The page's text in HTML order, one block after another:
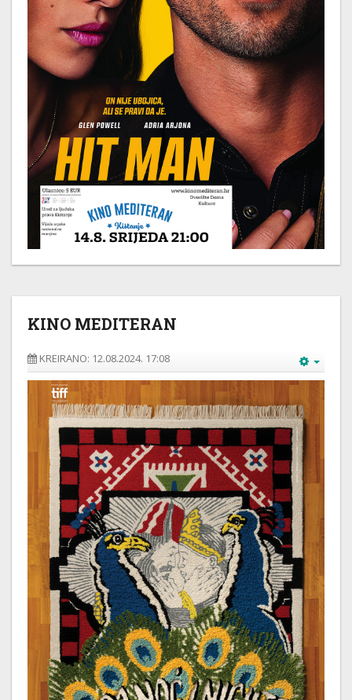
KINO MEDITERAN
KREIRANO: 12.08.2024. 17:08